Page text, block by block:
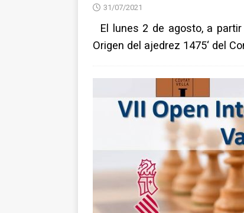
31/07/2021
El lunes 2 de agosto, a
Origen del ajedrez 1475‘ del